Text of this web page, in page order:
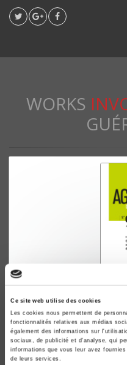
Ce site web utilise des cookies
Les cookies nous permettent de
fonctionnalités relatives aux médias
également des informations sur
sociaux, de publicité et d'analyse, qui
informations que vous leur avez
de leurs services.
WORKS
Agora débats-
Construction des
dans le sport
Carine Guérandel, Aurélia